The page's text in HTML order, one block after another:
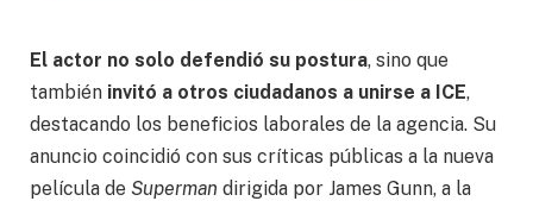
El actor no solo defendió su postura, sino que
también invitó a otros ciudadanos a unirse a ICE,
destacando los beneficios laborales de la agencia. Su
anuncio coincidió con sus críticas públicas a la nueva
película de Superman dirigida por James Gunn, a la